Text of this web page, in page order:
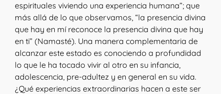
espirituales viviendo una experiencia humana”; que
más allá de lo que observamos, “la presencia divina
que hay en mí reconoce la presencia divina que hay
en ti” (Namasté). Una manera complementaria de
alcanzar este estado es conociendo a profundidad
lo que le ha tocado vivir al otro en su infancia,
adolescencia, pre-adultez y en general en su vida.
¿Qué experiencias extraordinarias hacen a este ser